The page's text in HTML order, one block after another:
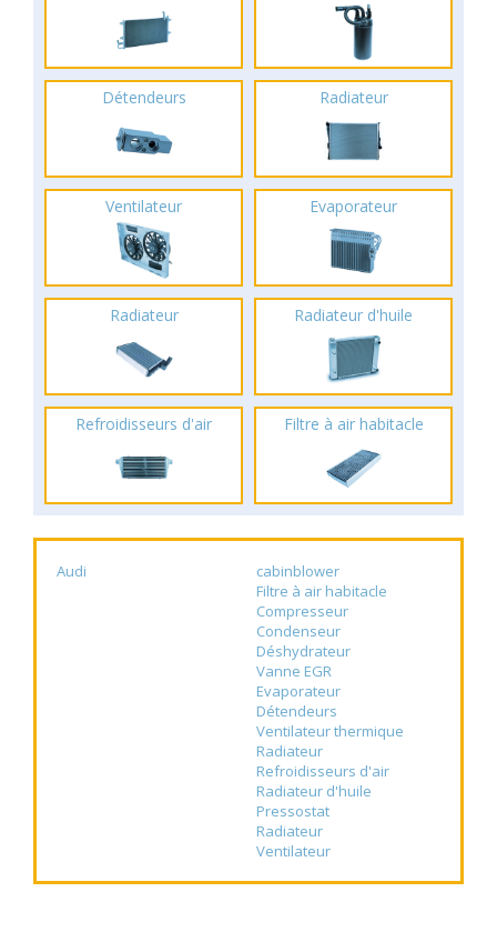
Détendeurs Radiateur
Ventilateur Evaporateur
Radiateur Radiateur d'huile
Refroidisseurs d'air Filtre à air habitacle
Audi
cabinblower
Filtre à air habitacle
Compresseur
Condenseur
Déshydrateur
Vanne EGR
Evaporateur
Détendeurs
Ventilateur thermique
Radiateur
Refroidisseurs d'air
Radiateur d'huile
Pressostat
Radiateur
Ventilateur